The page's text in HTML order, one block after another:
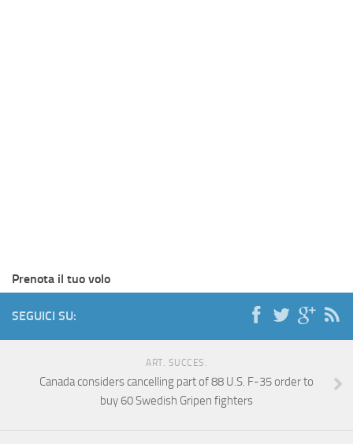
Prenota il tuo volo
SEGUICI SU:
ART. SUCCES.
Canada considers cancelling part of 88 U.S. F-35 order to
buy 60 Swedish Gripen fighters